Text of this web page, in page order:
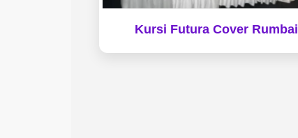
Kursi Futura Cover Rumbai